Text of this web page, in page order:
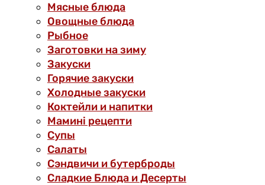
Мясные блюда
Овощные блюда
Рыбное
Заготовки на зиму
Закуски
Горячие закуски
Холодные закуски
Коктейли и напитки
Мамині рецепти
Супы
Салаты
Сэндвичи и бутерброды
Сладкие Блюда и Десерты